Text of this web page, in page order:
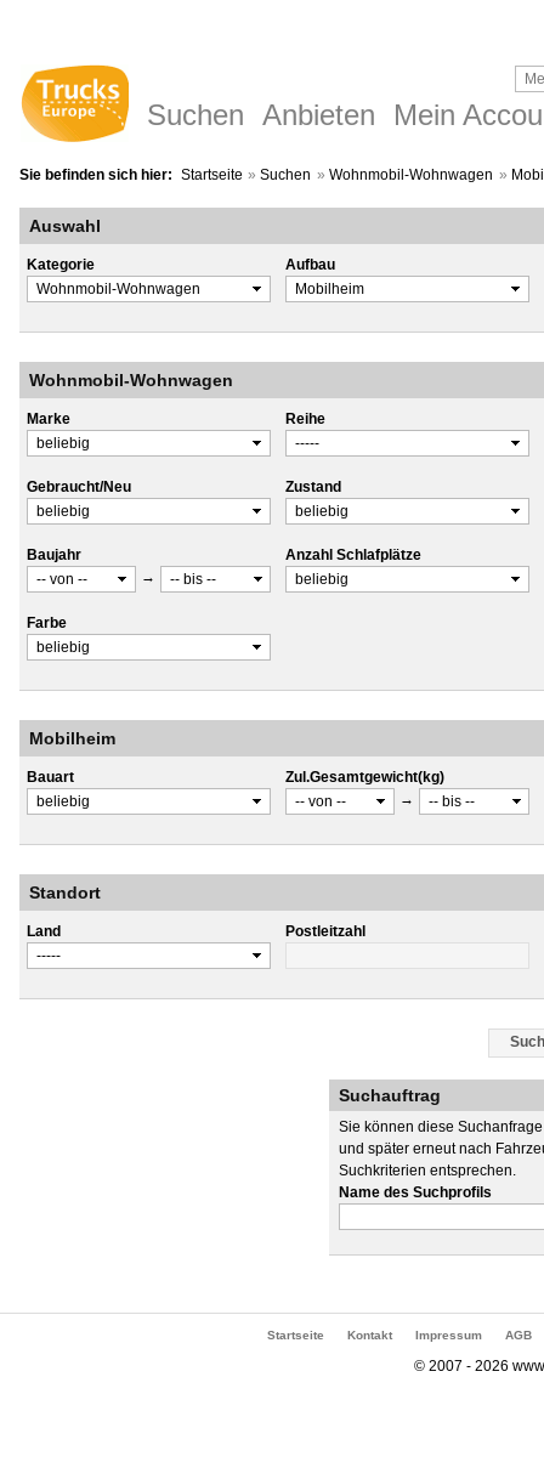
Suchen Anbieten Mein
Sie befinden sich hier: Startseite » Suchen » Wohnmobil-Wohnwagen »
Auswahl
Kategorie Aufbau
Wohnmobil-Wohnwagen
Marke Reihe
Gebraucht/Neu Zustand
Baujahr
→
Anzahl Schlafplätze
Farbe
Mobilheim
Bauart
Zul.Gesamtgewicht(kg)
→
Standort
Land Postleitzahl
Suchauftrag
Sie können diese
und später erneut nach
Suchkriterien entsprechen.
Name des Suchprofils
Startseite Kontakt Impressum AGB
© 2007 - 2026